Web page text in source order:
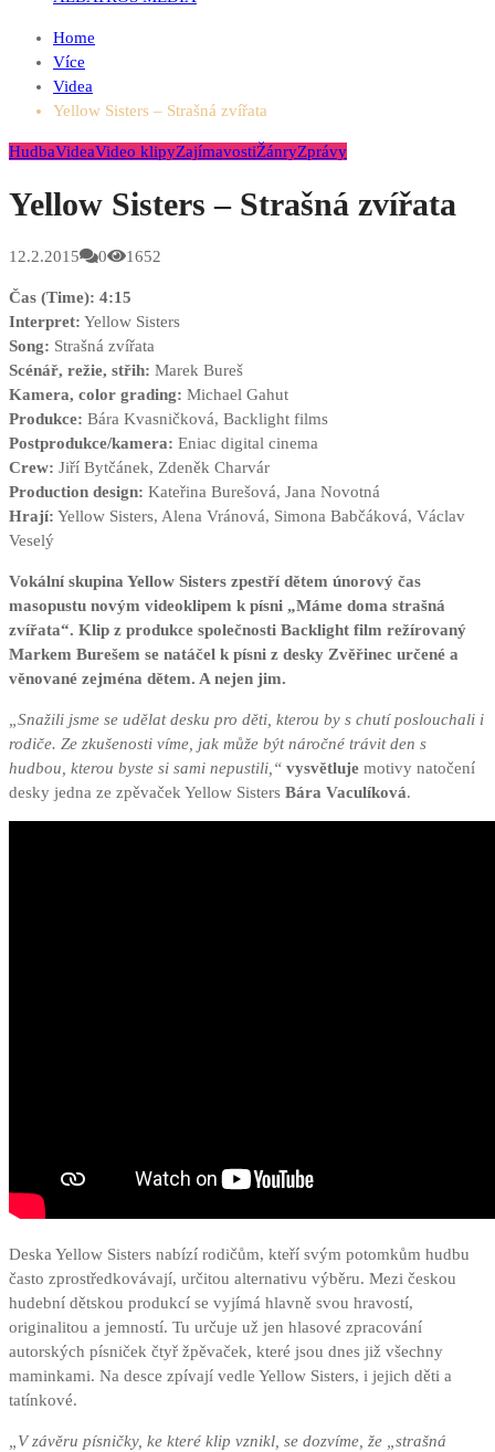
Home
Více
Videa
Yellow Sisters – Strašná zvířata
HudbaVideaVideo klipyZajímavostiŽánryZprávy
Yellow Sisters – Strašná zvířata
12.2.2015 0 1652
Čas (Time): 4:15
Interpret: Yellow Sisters
Song: Strašná zvířata
Scénář, režie, střih: Marek Bureš
Kamera, color grading: Michael Gahut
Produkce: Bára Kvasničková, Backlight films
Postprodukce/kamera: Eniac digital cinema
Crew: Jiří Bytčánek, Zdeněk Charvár
Production design: Kateřina Burešová, Jana Novotná
Hrají: Yellow Sisters, Alena Vránová, Simona Babčáková, Václav
Veselý
Vokální skupina Yellow Sisters zpestří dětem únorový čas
masopustu novým videoklipem k písni „Máme doma strašná
zvířata“. Klip z produkce společnosti Backlight film režírovaný
Markem Burešem se natáčel k písni z desky Zvěřinec určené a
věnované zejména dětem. A nejen jim.
„Snažili jsme se udělat desku pro děti, kterou by s chutí poslouchali i
rodiče. Ze zkušenosti víme, jak může být náročné trávit den s
hudbou, kterou byste si sami nepustili,“ vysvětluje motivy natočení
desky jedna ze zpěvaček Yellow Sisters Bára Vaculíková.
Deska Yellow Sisters nabízí rodičům, kteří svým potomkům hudbu
často zprostředkovávají, určitou alternativu výběru. Mezi českou
hudební dětskou produkcí se vyjímá hlavně svou hravostí,
originalitou a jemností. Tu určuje už jen hlasové zpracování
autorských písniček čtyř žpěvaček, které jsou dnes již všechny
maminkami. Na desce zpívají vedle Yellow Sisters, i jejich děti a
tatínkové.
„V závěru písničky, ke které klip vznikl, se dozvíme, že „strašná